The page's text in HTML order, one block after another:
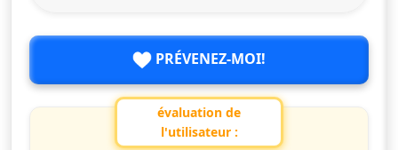
PRÉVENEZ-MOI!
évaluation de
l'utilisateur :